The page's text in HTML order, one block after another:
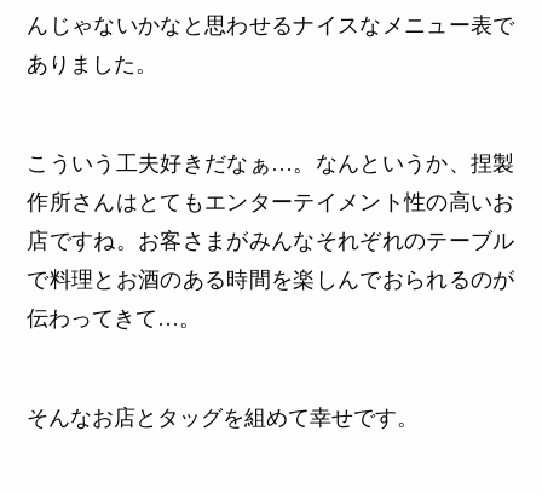
んじゃないかなと思わせるナイスなメニュー表で
ありました。
こういう工夫好きだなぁ…。なんというか、捏製
作所さんはとてもエンターテイメント性の高いお
店ですね。お客さまがみんなそれぞれのテーブル
で料理とお酒のある時間を楽しんでおられるのが
伝わってきて…。
そんなお店とタッグを組めて幸せです。